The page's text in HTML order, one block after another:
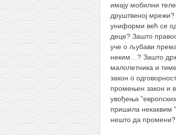
имају мобилни
друштвеној
униформи већ се
деце? Зашто
уче о љубави
неким…? Зашто
малолетника и
закон о
промењен закон и
увођења
пришила некаквим
нешто да